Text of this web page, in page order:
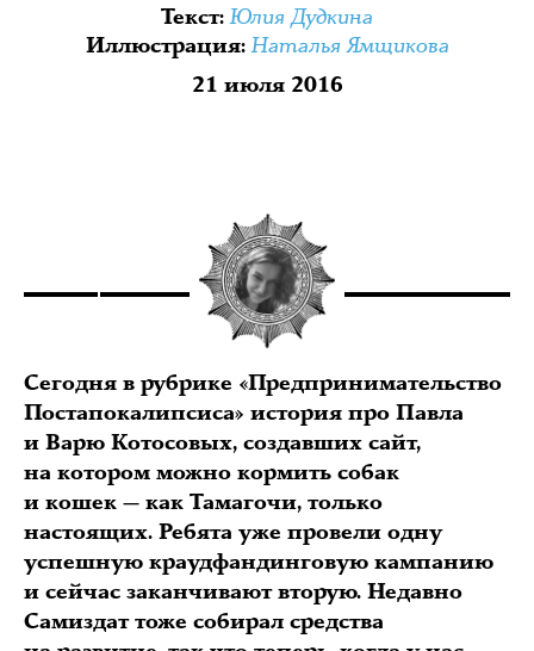
Текст:Юлия Дудкина
Иллюстрация:Наталья Ямщикова
21 июля 2016
Сегодня в рубрике «Предпринимательство
Постапокалипсиса» история про Павла
и Варю Котосовых, создавших сайт,
на котором можно кормить собак
и кошек — как Тамагочи, только
настоящих. Ребята уже провели одну
успешную краудфандинговую кампанию
и сейчас заканчивают вторую. Недавно
Самиздат тоже собирал средства